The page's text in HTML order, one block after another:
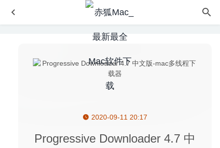
2020-09-11 20:17
Progressive Downloader 4.7 中
Navicat BI Viewer 2.1.9 中文版-BI工作区文件查看工具
MesaExif 2.4.22 – 图片元数据信息编辑工具 2025-05-30